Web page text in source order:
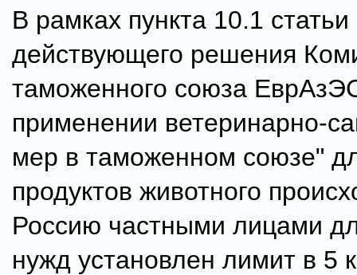
В рамках пункта 10.1 статьи
действующего решения
таможенного союза
применении ветеринарно-
мер в таможенном союзе"
продуктов животного
Россию частными лицами
нужд установлен лимит в 5